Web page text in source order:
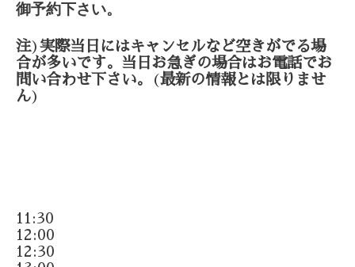
御予約下さい。
注) 実際当日にはキャンセルなど空きがでる場
合が多いです。当日お急ぎの場合はお電話でお
問い合わせ下さい。
(最新の情報とは限りませ
ん)
11:30
12:00
12:30